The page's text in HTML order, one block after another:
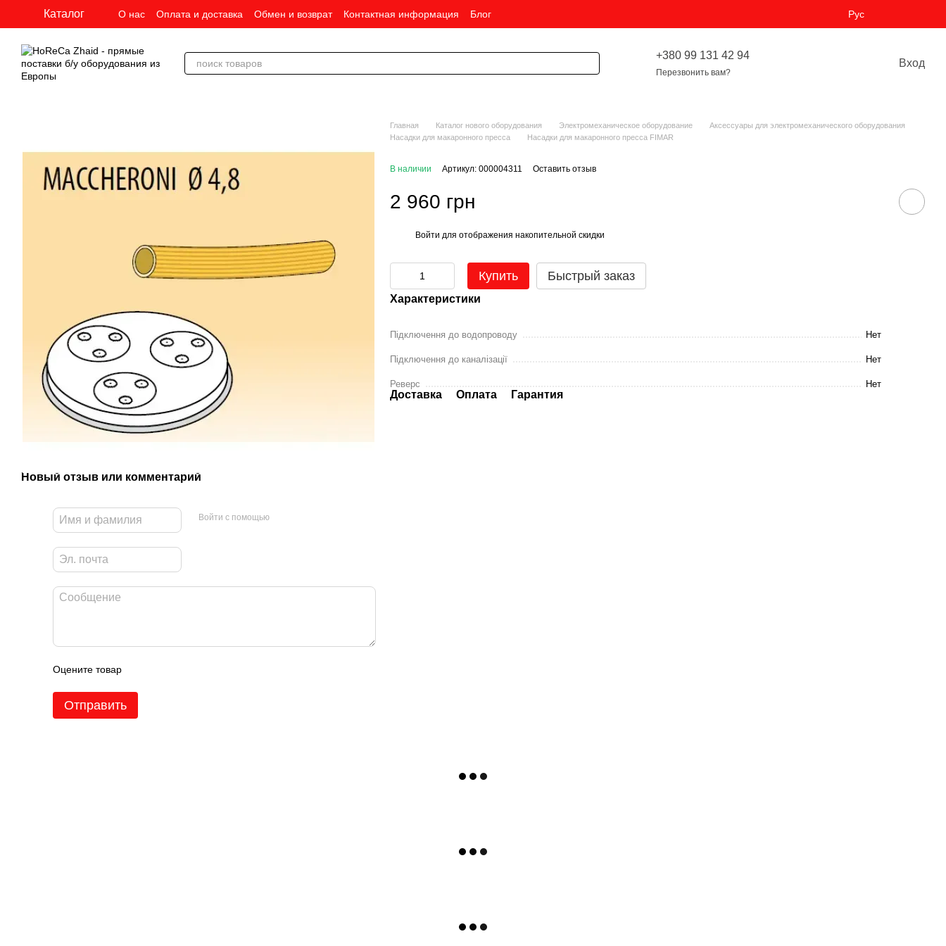
Перейти к основному контенту
Каталог О нас Оплата и доставка Обмен и возврат Контактная информация Блог Рус
+380 99 131 42 94
Перезвонить вам?
Вход
Новый отзыв или комментарий
Войти с помощью
Оцените товар
Отправить
Главная Каталог нового оборудования Электромеханическое оборудование
Аксессуары для электромеханического оборудования
Насадки для макаронного пресса
Насадки для макаронного пресса FIMAR
В наличии Артикул: 000004311 Оставить отзыв
2 960 грн
Войти для отображения накопительной скидки
Купить Быстрый заказ
Характеристики
Підключення до водопроводу Нет
Підключення до каналізації Нет
Реверс Нет
Доставка Оплата Гарантия